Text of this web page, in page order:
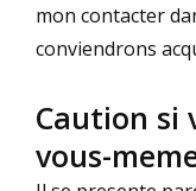
mon contacter
conviendrons
Caution si
vous-